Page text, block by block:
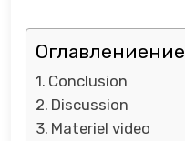
Оглавлениение
Conclusion
Discussion
Materiel video